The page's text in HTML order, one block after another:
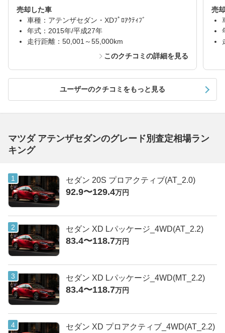
売却した車
車種：アテンザセダン・XDﾌﾟﾛｱｸﾃｨﾌﾞ
年式：2015年/平成27年
走行距離：50,001～55,000km
このクチコミの詳細を見る
売
ユーザーのクチコミをもっと見る
マツダ アテンザセダンのグレード別査定相場ラン
キング
セダン 20S プロアクティブ(AT_2.0)
92.9〜129.4万円
セダン XD Lパッケージ_4WD(AT_2.2)
83.4〜118.7万円
セダン XD Lパッケージ_4WD(MT_2.2)
83.4〜118.7万円
セダン XD プロアクティブ_4WD(AT_2.2)